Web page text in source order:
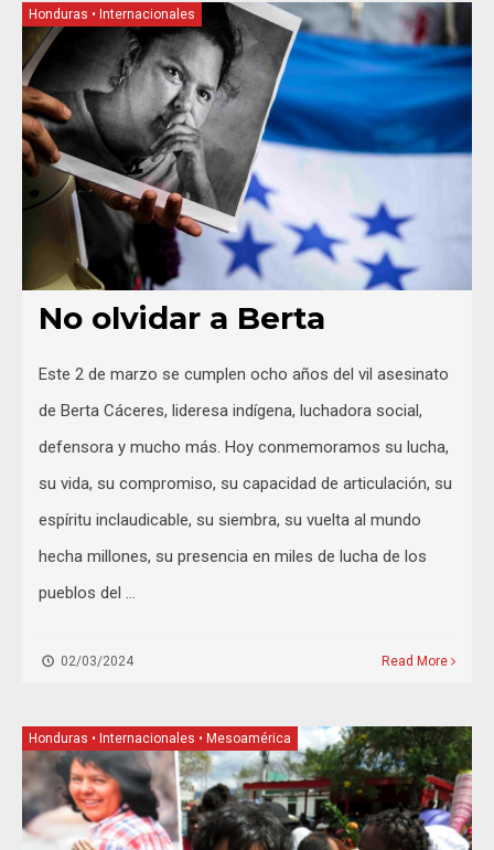
Honduras • Internacionales
No olvidar a Berta
Este 2 de marzo se cumplen ocho años del vil asesinato
de Berta Cáceres, lideresa indígena, luchadora social,
defensora y mucho más. Hoy conmemoramos su lucha,
su vida, su compromiso, su capacidad de articulación, su
espíritu inclaudicable, su siembra, su vuelta al mundo
hecha millones, su presencia en miles de lucha de los
pueblos del …
02/03/2024 Read More
Honduras • Internacionales • Mesoamérica